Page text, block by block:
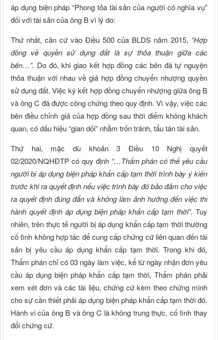
áp dụng biện pháp “Phong tỏa tài sản của người có nghĩa vụ”
đối với tài sản của ông B vì lý do:
Thứ nhất, căn cứ vào Điều 500 của BLDS năm 2015, “Hợp
đồng về quyền sử dụng đất là sự thỏa thuận giữa các
bên…”. Do đó, khi giao kết hợp đồng các bên đã tự nguyện
thỏa thuận với nhau về giá hợp đồng chuyển nhượng quyền
sử dụng đất. Việc ký kết hợp đồng chuyển nhượng giữa ông B
và ông C đã được công chứng theo quy định. Vì vậy, việc các
bên điều chỉnh giá của hợp đồng sau thời điểm không khách
quan, có dấu hiệu “gian dối” nhằm trốn tránh, tẩu tán tài sản.
Thứ hai, mặc dù khoản 3 Điều 10 Nghị quyết
02/2020/NQHĐTP có quy định “…Thẩm phán có thể yêu cầu
người bị áp dụng biện pháp khẩn cấp tạm thời trình bày ý kiến
trước khi ra quyết định nếu việc trình bày đó bảo đảm cho việc
ra quyết định đúng đắn và không làm ảnh hưởng đến việc thi
hành quyết định áp dụng biện pháp khẩn cấp tạm thời”. Tuy
nhiên, trên thực tế người bị áp dụng khẩn cấp tạm thời thường
cố tình không hợp tác để cung cấp chứng cứ liên quan đến tài
sản bị yêu cầu áp dụng khẩn cấp tạm thời. Trong khi đó,
Thẩm phán chỉ có 03 ngày làm việc, kể từ ngày nhận đơn yêu
cầu áp dụng biện pháp khẩn cấp tạm thời, Thẩm phán phải
xem xét đơn và các tài liệu, chứng cứ kèm theo chứng minh
cho sự cần thiết phải áp dụng biện pháp khẩn cấp tạm thời đó.
Hành vi của ông B và ông C là không trung thực, cố tình thay
đổi chứng cứ.